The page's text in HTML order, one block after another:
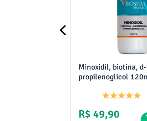
Minoxidil, biotina,
propilenoglicol
R$ 49,90